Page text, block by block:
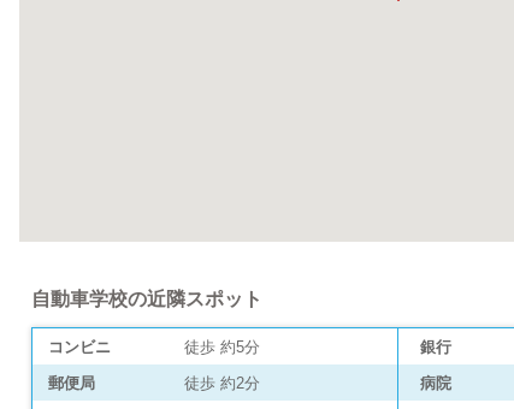
自動車学校の近隣スポット
コンビニ 徒歩 約5分 銀行
郵便局
徒歩 約2分 病院